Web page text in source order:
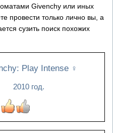
Givenchy или иных
провести только лично вы, а
сузить поиск похожих
Play Intense ♀
2010 год.